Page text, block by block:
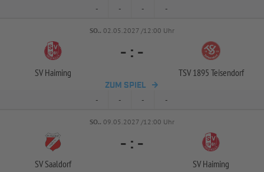
- - - -
SO.. 02.05.2027 /12:00 Uhr
SV Haiming
- : -
TSV 1895 Teisendorf
ZUM SPIEL
- - - -
SO.. 09.05.2027 /12:00 Uhr
SV Saaldorf
- : -
SV Haiming